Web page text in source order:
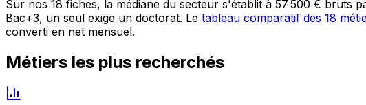
Sur nos 18 fiches, la médiane du secteur s'établit à 57 500 € bruts
Bac+3, un seul exige un doctorat. Le tableau comparatif des 18
converti en net mensuel.
Métiers les plus recherchés